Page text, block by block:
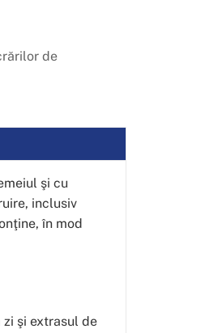
de
şi cu
inclusiv
în mod
şi extrasul de